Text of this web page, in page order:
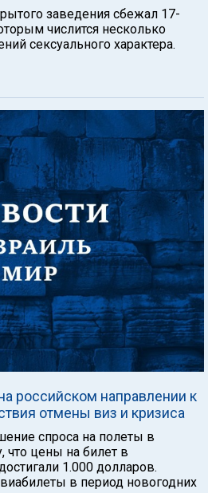
заведения сбежал 17-
числится несколько
сексуального характера.
российском направлении к
отмены виз и кризиса
спроса на полеты в
что цены на билет в
1.000 долларов.
в период новогодних